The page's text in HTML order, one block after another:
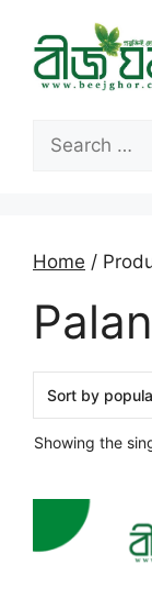
content
for:
Home /
Showing the